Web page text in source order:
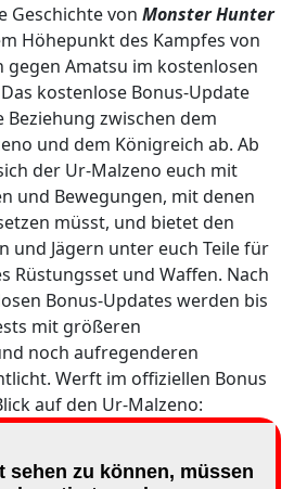
Geschichte von Monster Hunter
Höhepunkt des Kampfes von
Amatsu im kostenlosen
kostenlose Bonus‑Update
zwischen dem
und dem Königreich ab. Ab
der Ur-Malzeno euch mit
und Bewegungen, mit denen
müsst, und bietet den
und Jägern unter euch Teile für
Rüstungsset und Waffen. Nach
Bonus-Updates werden bis
mit größeren
noch aufregenderen
Werft im offiziellen Bonus
auf den Ur-Malzeno: